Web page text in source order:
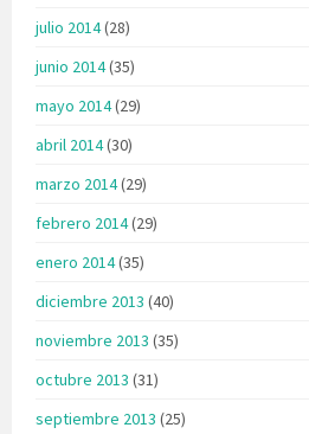
julio 2014(28)
junio 2014(35)
mayo 2014(29)
abril 2014(30)
marzo 2014(29)
febrero 2014(29)
enero 2014(35)
diciembre 2013 (40)
noviembre 2013 (35)
octubre 2013 (31)
septiembre 2013 (25)